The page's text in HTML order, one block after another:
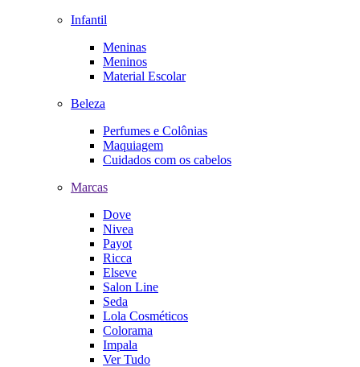
Infantil
Meninas
Meninos
Material Escolar
Beleza
Perfumes e Colônias
Maquiagem
Cuidados com os cabelos
Marcas
Dove
Nivea
Payot
Ricca
Elseve
Salon Line
Seda
Lola Cosméticos
Colorama
Impala
Ver Tudo